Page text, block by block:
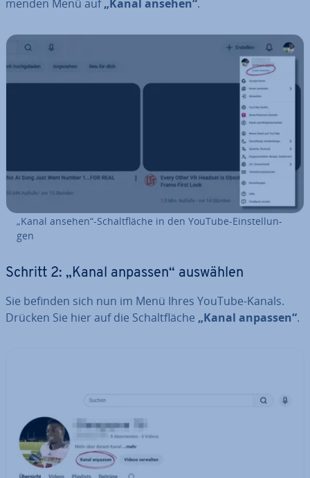
men­den Menü auf„Kanal ansehen“.
„Kanal ansehen“-Schalt­flä­che in den YouTube-Ein­stel­lun­
gen
Schritt 2: „Kanal anpassen“ auswählen
Sie befinden sich nun im Menü Ihres YouTube-Kanals.
Drücken Sie hier auf die Schalt­flä­che „Kanal anpassen“.